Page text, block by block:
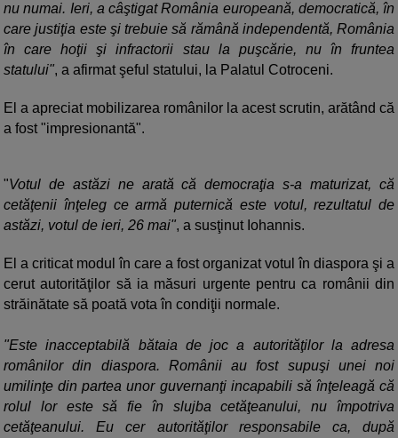
nu numai. Ieri, a câştigat România europeană, democratică, în
care justiţia este şi trebuie să rămână independentă, România
în care hoţii şi infractorii stau la puşcărie, nu în fruntea
statului", a afirmat şeful statului, la Palatul Cotroceni.
El a apreciat mobilizarea românilor la acest scrutin, arătând că
a fost "impresionantă".
"Votul de astăzi ne arată că democraţia s-a maturizat, că
cetăţenii înţeleg ce armă puternică este votul, rezultatul de
astăzi, votul de ieri, 26 mai", a susţinut Iohannis.
El a criticat modul în care a fost organizat votul în diaspora şi a
cerut autorităţilor să ia măsuri urgente pentru ca românii din
străinătate să poată vota în condiţii normale.
"Este inacceptabilă bătaia de joc a autorităţilor la adresa
românilor din diaspora. Românii au fost supuşi unei noi
umilinţe din partea unor guvernanţi incapabili să înţeleagă că
rolul lor este să fie în slujba cetăţeanului, nu împotriva
cetăţeanului. Eu cer autorităţilor responsabile ca, după